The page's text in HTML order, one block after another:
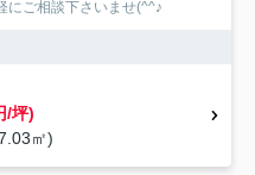
にご相談下さいませ(^^♪
/坪)
㎡)